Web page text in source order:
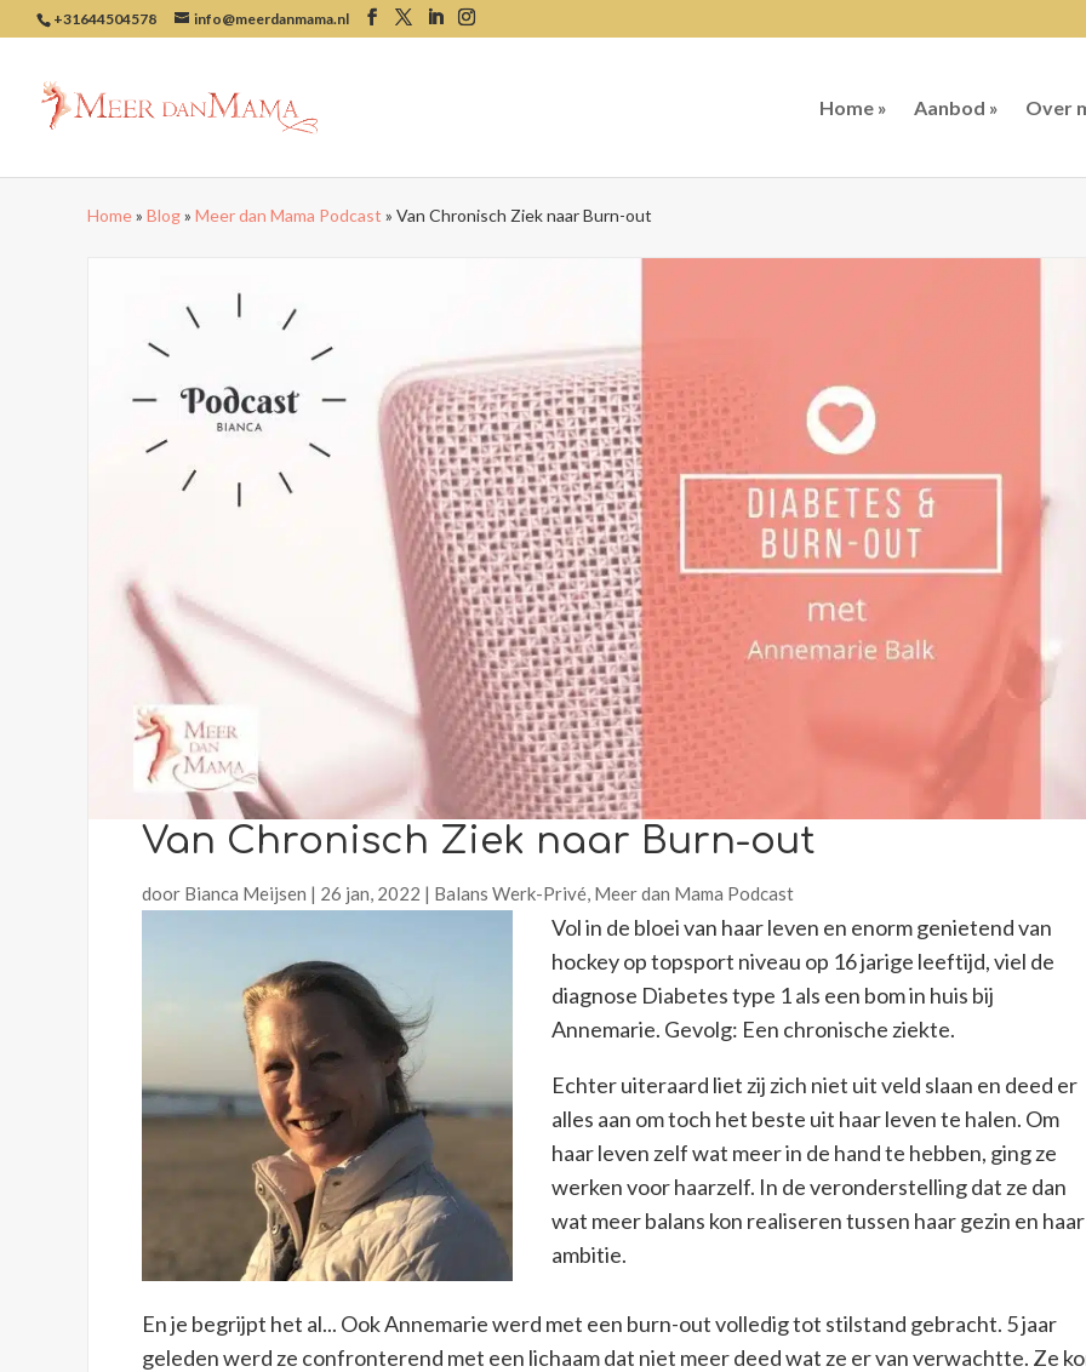
+31644504578 info@meerdanmama.nl
Home » Aanbod » Over
Home» Blog» Meer dan Mama Podcast » Van Chronisch Ziek naar Burn-out
Van Chronisch Ziek naar Burn-out
door Bianca Meijsen | 26 jan, 2022 | Balans Werk-Privé, Meer dan Mama Podcast
Vol in de bloei van haar leven en enorm genietend van
hockey op topsport niveau op 16 jarige leeftijd, viel de
diagnose Diabetes type 1 als een bom in huis bij
Annemarie. Gevolg: Een chronische ziekte.
Echter uiteraard liet zij zich niet uit veld slaan en deed er
alles aan om toch het beste uit haar leven te halen. Om
haar leven zelf wat meer in de hand te hebben, ging ze
werken voor haarzelf. In de veronderstelling dat ze dan
wat meer balans kon realiseren tussen haar gezin en haar
ambitie.
En je begrijpt het al... Ook Annemarie werd met een burn-out volledig tot stilstand gebracht. 5 jaar
geleden werd ze confronterend met een lichaam dat niet meer deed wat ze er van verwachtte. Ze